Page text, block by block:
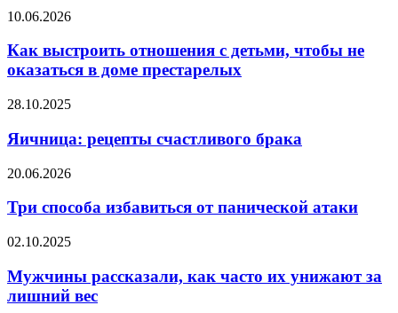
Как
отношения
детьми,
не
в
престарелых
10.06.2026
Как выстроить отношения с детьми, чтобы не
оказаться в доме престарелых
Яичница:
счастливого
брака
28.10.2025
Яичница: рецепты счастливого брака
Три
избавиться
от
панической
20.06.2026
Три способа избавиться от панической атаки
Мужчины
как
часто
их
02.10.2025
Мужчины рассказали, как часто их унижают за
лишний вес